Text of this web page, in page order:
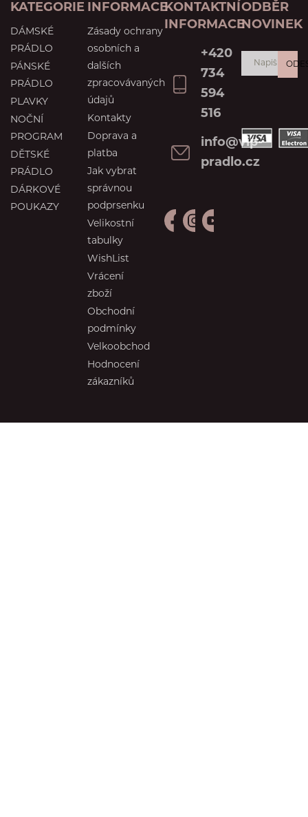
KATEGORIE
DÁMSKÉ
PRÁDLO
PÁNSKÉ
PRÁDLO
PLAVKY
NOČNÍ
PROGRAM
DĚTSKÉ
PRÁDLO
DÁRKOVÉ
POUKAZY
INFORMACE
Zásady ochrany
osobních a
dalších
zpracovávaných
údajů
Kontakty
Doprava a
platba
Jak vybrat
správnou
podprsenku
Velikostní
tabulky
WishList
Vrácení
zboží
Obchodní
podmínky
Velkoobchod
Hodnocení
zákazníků
KONTAKTNÍ
INFORMACE
+420
734
594
516
info@vip-
pradlo.cz
ODBĚR
NOVINEK